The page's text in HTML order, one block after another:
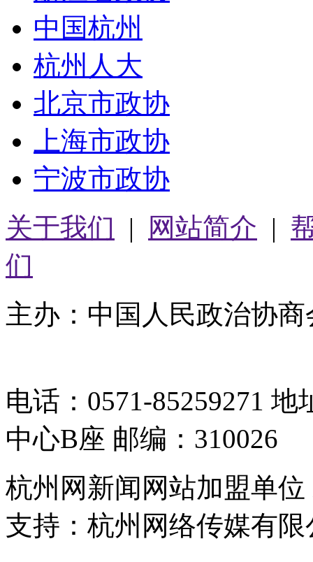
中国杭州
杭州人大
北京市政协
上海市政协
宁波市政协
关于我们 | 网站简介 |
们
主办：中国人民政治协
电话：0571-85259271
中心B座 邮编：310026
杭州网新闻网站加盟单
支持：杭州网络传媒有限